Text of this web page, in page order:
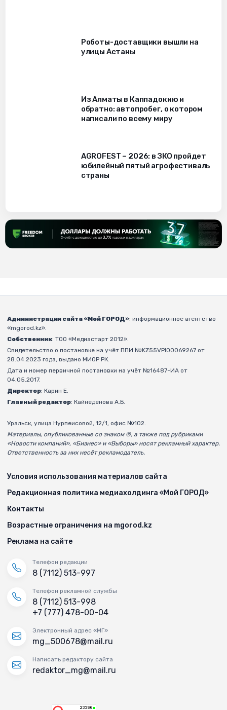
Роботы-доставщики вышли на
улицы Астаны
Из Алматы в Каппадокию и
обратно: автопробег, о котором
написали по всему миру
AGROFEST – 2026: в ЗКО пройдет
юбилейный пятый агрофестиваль
страны
Администрация сайта «Мой ГОРОД»: информационное агентство
«mgorod.kz».
Собственник: ТОО «Медиастарт 2012».
Свидетельство о постановке на учёт ППИ №KZ55VPI00069267 от
28.04.2023 года, выдано МИОР РК.
Дата и номер первичной постановки на учёт №16487-ИА от
04.05.2017.
Директор: Карин Е.
Главный редактор: Кайнеденова А.Б.
Уральск, улица Нурпеисовой, 12/1, офис №102.
Материалы, опубликованные со знаком ®, а также под рубриками
«Новости компаний», «Бизнес» и «Выборы» носят рекламный характер.
Ответственность за них несёт рекламодатель.
Условия использования материалов сайта
Редакционная политика медиахолдинга «Мой ГОРОД»
Контакты
Возрастные ограничения на mgorod.kz
Реклама на сайте
Телефон редакции
8 (7112) 513-997
Телефон рекламной службы
8 (7112) 513-998
+7 (777) 478-00-04
Электронный адрес «МГ»
mg_500678@mail.ru
Написать редактору сайта
redaktor_mg@mail.ru